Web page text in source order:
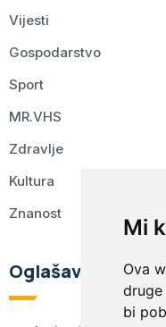
Mi
Ova
bi
Vijesti
Gospodarstvo
Sport
MR.VHS
Zdravlje
Kultura
Znanost
Oglašavanje